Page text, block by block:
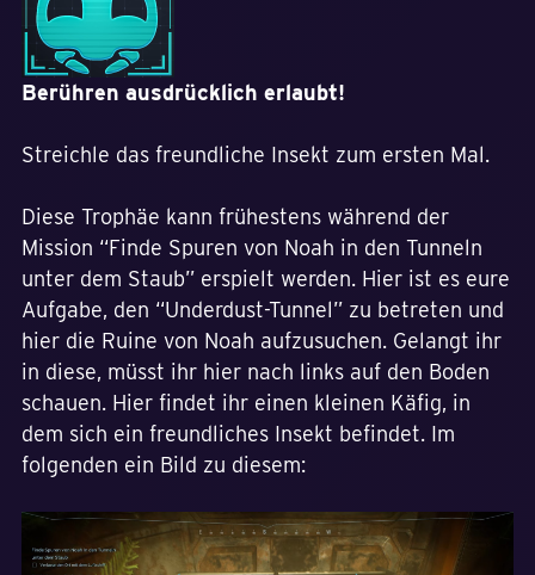
Berühren ausdrücklich erlaubt!
Streichle das freundliche Insekt zum ersten Mal.
Diese Trophäe kann frühestens während der
Mission “Finde Spuren von Noah in den Tunneln
unter dem Staub” erspielt werden. Hier ist es eure
Aufgabe, den “Underdust-Tunnel” zu betreten und
hier die Ruine von Noah aufzusuchen. Gelangt ihr
in diese, müsst ihr hier nach links auf den Boden
schauen. Hier findet ihr einen kleinen Käfig, in
dem sich ein freundliches Insekt befindet. Im
folgenden ein Bild zu diesem: